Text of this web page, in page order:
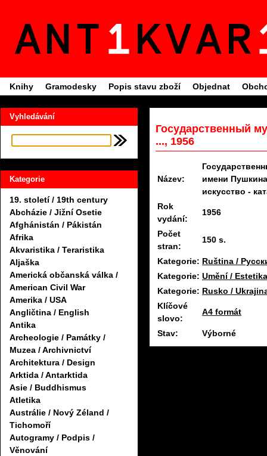
Knihy Gramodesky Popis stavu zboží Objednat
Vyhledávání
Kategorie
19. století / 19th century
Abcházie / Jižní Osetie
Afghánistán / Pákistán
Afrika
Akvaristika / Teraristika
Aljaška
Americká občanská válka /
American Civil War
Amerika / USA
Angličtina / English
Antika
Archeologie / Památky /
Muzea / Archivnictví
Architektura / Design
Arktida / Antarktida
Asie / Buddhismus
Atletika
Austrálie / Nový Zéland /
Tichomoří
Autogramy / Podpis /
Věnování
Государственный
..., 1956
Název:
имени
искусство -
Rok
vydání:
1956
Počet
stran:
150 s.
Kategorie: Ruština /
Kategorie: Umění /
Kategorie: Rusko /
Klíčové
slovo:
A4 formát
Stav: Výborné